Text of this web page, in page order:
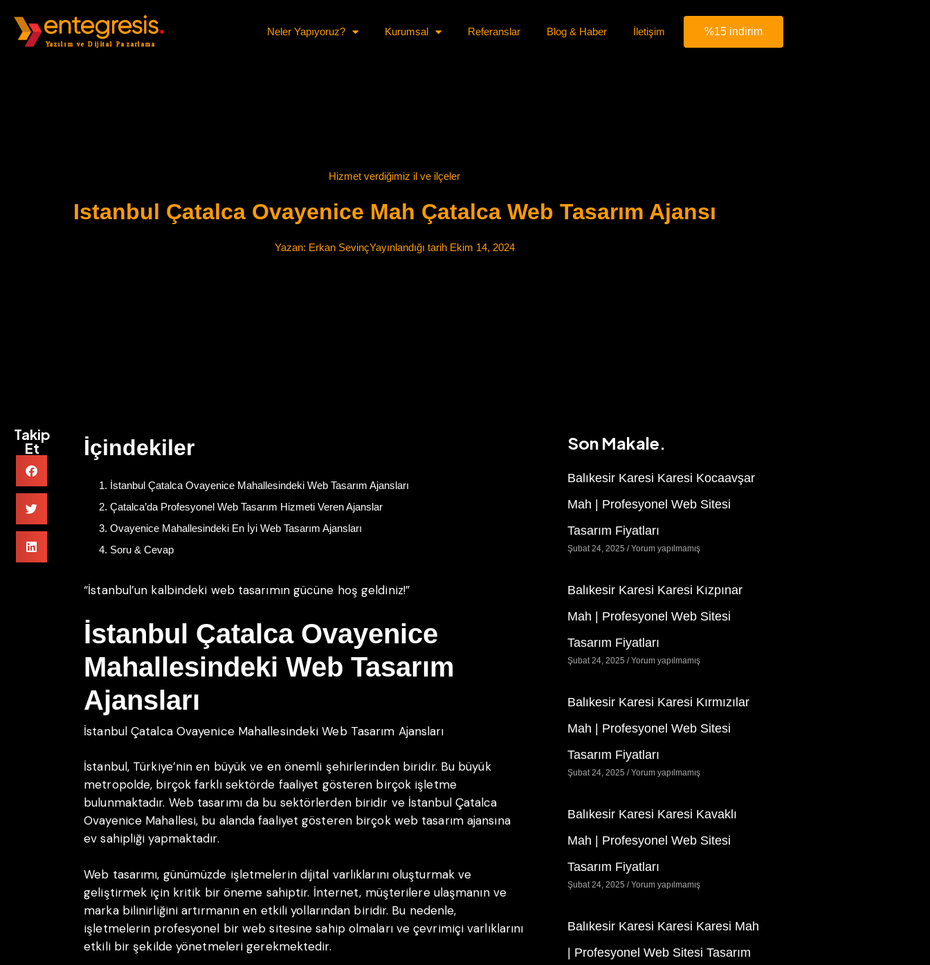
Neler Yapıyoruz? Kurumsal Referanslar Blog & Haber İletişim %15 indirim
Hizmet verdiğimiz il ve ilçeler
Istanbul Çatalca Ovayenice Mah Çatalca Web Tasarım Ajansı
Yazan: Erkan SevinçYayınlandığı tarihEkim 14, 2024
Takip
Et
İçindekiler
İstanbul Çatalca Ovayenice Mahallesindeki Web Tasarım Ajansları
Çatalca’da Profesyonel Web Tasarım Hizmeti Veren Ajanslar
Ovayenice Mahallesindeki En İyi Web Tasarım Ajansları
Soru & Cevap
“İstanbul’un kalbindeki web tasarımın gücüne hoş geldiniz!”
İstanbul Çatalca Ovayenice
Mahallesindeki Web Tasarım
Ajansları
İstanbul Çatalca Ovayenice Mahallesindeki Web Tasarım Ajansları
İstanbul, Türkiye’nin en büyük ve en önemli şehirlerinden biridir. Bu büyük
metropolde, birçok farklı sektörde faaliyet gösteren birçok işletme
bulunmaktadır. Web tasarımı da bu sektörlerden biridir ve İstanbul Çatalca
Ovayenice Mahallesi, bu alanda faaliyet gösteren birçok web tasarım ajansına
ev sahipliği yapmaktadır.
Web tasarımı, günümüzde işletmelerin dijital varlıklarını oluşturmak ve
geliştirmek için kritik bir öneme sahiptir. İnternet, müşterilere ulaşmanın ve
marka bilinirliğini artırmanın en etkili yollarından biridir. Bu nedenle,
işletmelerin profesyonel bir web sitesine sahip olmaları ve çevrimiçi varlıklarını
etkili bir şekilde yönetmeleri gerekmektedir.
Son Makale.
Balıkesir Karesi Karesi Kocaavşar
Mah | Profesyonel Web Sitesi
Tasarım Fiyatları
Şubat 24, 2025 Yorum yapılmamış
Balıkesir Karesi Karesi Kızpınar
Mah | Profesyonel Web Sitesi
Tasarım Fiyatları
Şubat 24, 2025 Yorum yapılmamış
Balıkesir Karesi Karesi Kırmızılar
Mah | Profesyonel Web Sitesi
Tasarım Fiyatları
Şubat 24, 2025 Yorum yapılmamış
Balıkesir Karesi Karesi Kavaklı
Mah | Profesyonel Web Sitesi
Tasarım Fiyatları
Şubat 24, 2025 Yorum yapılmamış
Balıkesir Karesi Karesi Karesi Mah
| Profesyonel Web Sitesi Tasarım